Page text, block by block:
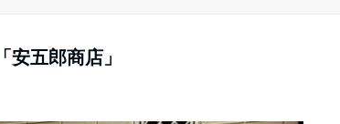
五郎商店」